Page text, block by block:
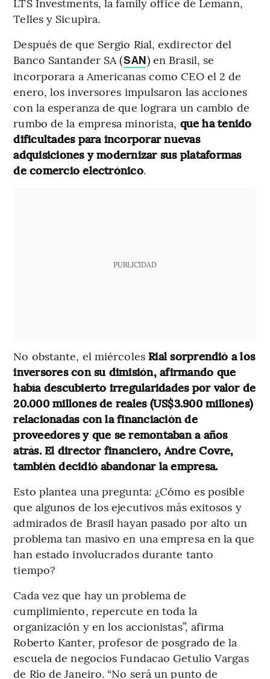
Telles y Sicupira.
Después de que Sergio Rial, exdirector del
Banco Santander SA (SAN) en Brasil, se
incorporara a Americanas como CEO el 2 de
enero, los inversores impulsaron las acciones
con la esperanza de que lograra un cambio de
rumbo de la empresa minorista, que ha tenido
dificultades para incorporar nuevas
adquisiciones y modernizar sus plataformas
de comercio electrónico.
PUBLICIDAD
No obstante, el miércolesRial sorprendió a los
inversores con su dimisión, afirmando que
había descubierto irregularidades por valor de
20.000 millones de reales (US$3.900 millones)
relacionadas con la financiación de
proveedores y que se remontaban a años
atrás. El director financiero, Andre Covre,
también decidió abandonar la empresa.
Esto plantea una pregunta: ¿Cómo es posible
que algunos de los ejecutivos más exitosos y
admirados de Brasil hayan pasado por alto un
problema tan masivo en una empresa en la que
han estado involucrados durante tanto
tiempo?
Cada vez que hay un problema de
cumplimiento, repercute en toda la
organización y en los accionistas”, afirma
Roberto Kanter, profesor de posgrado de la
escuela de negocios Fundacao Getulio Vargas
de Río de Janeiro. “No será un punto de